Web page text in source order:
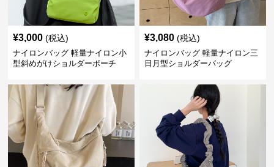
¥3,000 (税込)
ナイロンバッグ 軽量ナイロン小
型斜めがけショルダーポーチ
¥3,080 (税込)
ナイロンバッグ 軽量ナイロン三
日月型ショルダーバッグ